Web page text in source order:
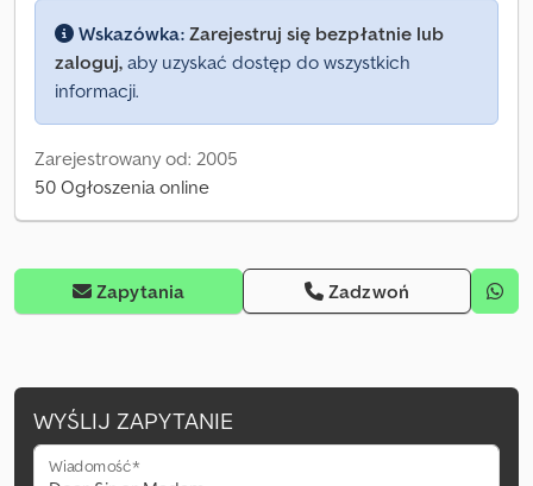
Wskazówka: Zarejestruj się bezpłatnie lub
zaloguj, aby uzyskać dostęp do wszystkich
informacji.
Zarejestrowany od: 2005
50 Ogłoszenia online
Zapytania Zadzwoń
WYŚLIJ ZAPYTANIE
Wiadomość*